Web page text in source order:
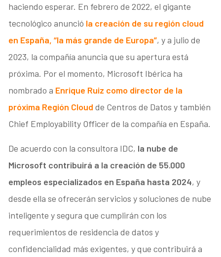
haciendo esperar. En febrero de 2022, el gigante
tecnológico anunció la creación de su región cloud
en España, “la más grande de Europa”, y a julio de
2023, la compañía anuncia que su apertura está
próxima. Por el momento, Microsoft Ibérica ha
nombrado a Enrique Ruiz como director de la
próxima Región Cloud de Centros de Datos y también
Chief Employability Officer de la compañía en España.
De acuerdo con la consultora IDC, la nube de
Microsoft contribuirá a la creación de 55.000
empleos especializados en España hasta 2024, y
desde ella se ofrecerán servicios y soluciones de nube
inteligente y segura que cumplirán con los
requerimientos de residencia de datos y
confidencialidad más exigentes, y que contribuirá a